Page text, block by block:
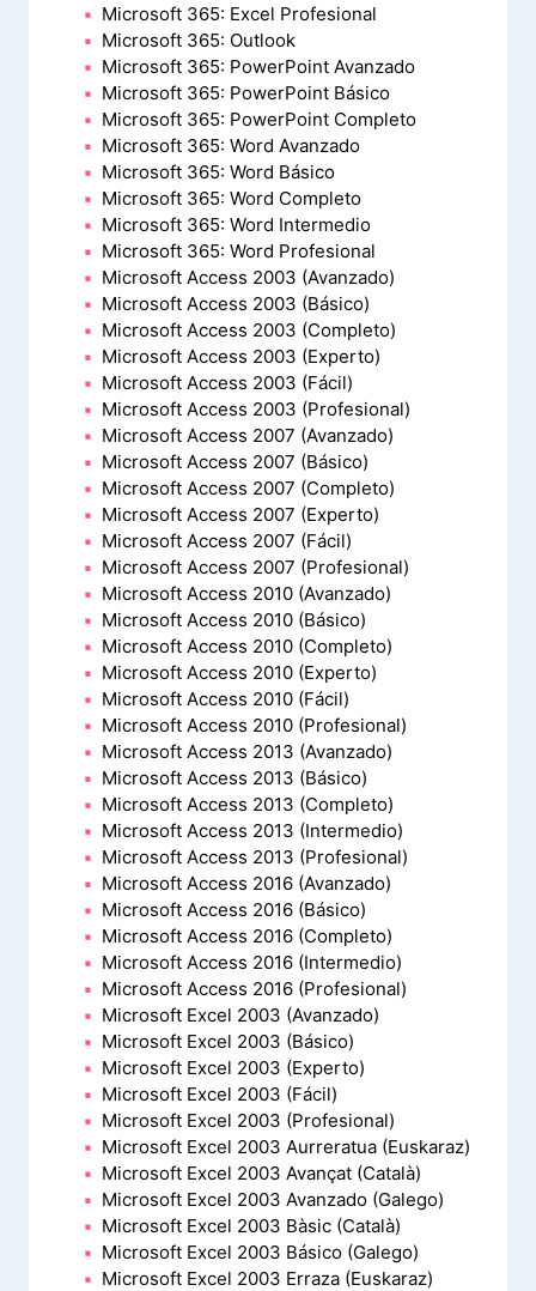
Microsoft 365: Excel Profesional
Microsoft 365: Outlook
Microsoft 365: PowerPoint Avanzado
Microsoft 365: PowerPoint Básico
Microsoft 365: PowerPoint Completo
Microsoft 365: Word Avanzado
Microsoft 365: Word Básico
Microsoft 365: Word Completo
Microsoft 365: Word Intermedio
Microsoft 365: Word Profesional
Microsoft Access 2003 (Avanzado)
Microsoft Access 2003 (Básico)
Microsoft Access 2003 (Completo)
Microsoft Access 2003 (Experto)
Microsoft Access 2003 (Fácil)
Microsoft Access 2003 (Profesional)
Microsoft Access 2007 (Avanzado)
Microsoft Access 2007 (Básico)
Microsoft Access 2007 (Completo)
Microsoft Access 2007 (Experto)
Microsoft Access 2007 (Fácil)
Microsoft Access 2007 (Profesional)
Microsoft Access 2010 (Avanzado)
Microsoft Access 2010 (Básico)
Microsoft Access 2010 (Completo)
Microsoft Access 2010 (Experto)
Microsoft Access 2010 (Fácil)
Microsoft Access 2010 (Profesional)
Microsoft Access 2013 (Avanzado)
Microsoft Access 2013 (Básico)
Microsoft Access 2013 (Completo)
Microsoft Access 2013 (Intermedio)
Microsoft Access 2013 (Profesional)
Microsoft Access 2016 (Avanzado)
Microsoft Access 2016 (Básico)
Microsoft Access 2016 (Completo)
Microsoft Access 2016 (Intermedio)
Microsoft Access 2016 (Profesional)
Microsoft Excel 2003 (Avanzado)
Microsoft Excel 2003 (Básico)
Microsoft Excel 2003 (Experto)
Microsoft Excel 2003 (Fácil)
Microsoft Excel 2003 (Profesional)
Microsoft Excel 2003 Aurreratua (Euskaraz)
Microsoft Excel 2003 Avançat (Català)
Microsoft Excel 2003 Avanzado (Galego)
Microsoft Excel 2003 Bàsic (Català)
Microsoft Excel 2003 Básico (Galego)
Microsoft Excel 2003 Erraza (Euskaraz)